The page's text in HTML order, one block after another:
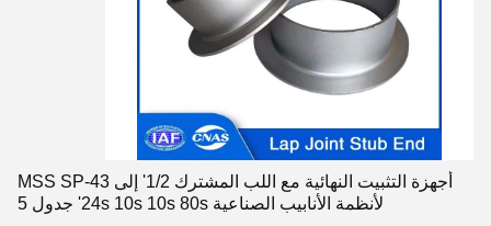
MSS SP-43 أجهزة التثبيت النهائية مع اللب المشترك 1/2' إلى
24' جدول 5s 10s 10s 80s لأنظمة الأنابيب الصناعية